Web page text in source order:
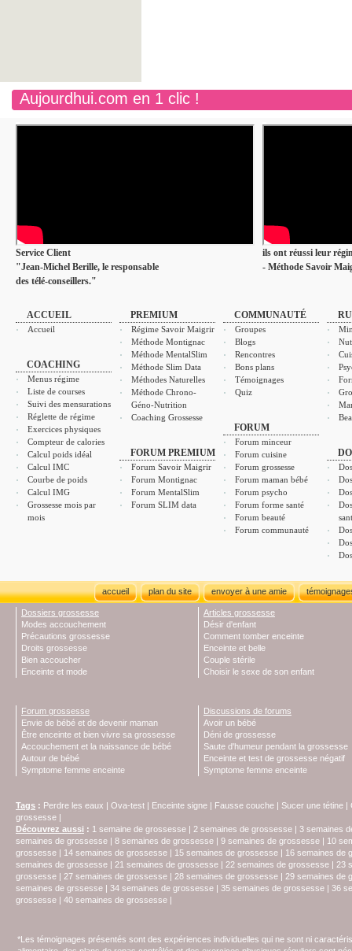
Aujourdhui.com en 1 clic !
Service Client
"Jean-Michel Berille, le responsable
des télé-conseillers."
ils ont réussi leur
- Méthode Savoir
ACCUEIL
Accueil
COACHING
Menus régime
Liste de courses
Suivi des mensurations
Réglette de régime
Exercices physiques
Compteur de calories
Calcul poids idéal
Calcul IMC
Courbe de poids
Calcul IMG
Grossesse mois par
mois
PREMIUM
Régime Savoir Maigrir
Méthode Montignac
Méthode MentalSlim
Méthode Slim Data
Méthodes Naturelles
Méthode Chrono-
Géno-Nutrition
Coaching Grossesse
FORUM PREMIUM
Forum Savoir Maigrir
Forum Montignac
Forum MentalSlim
Forum SLIM data
COMMUNAUTÉ
Groupes
Blogs
Rencontres
Bons plans
Témoignages
Quiz
FORUM
Forum minceur
Forum cuisine
Forum grossesse
Forum maman bébé
Forum psycho
Forum forme santé
Forum beauté
Forum communauté
accueil plan du site envoyer à une amie
Dossiers grossesse
Modes accouchement
Précautions grossesse
Droits grossesse
Bien accoucher
Enceinte et mode
Articles grossesse
Désir d'enfant
Comment tomber enceinte
Enceinte et belle
Couple stérile
Choisir le sexe de son enfant
Forum grossesse
Envie de bébé et de devenir maman
Être enceinte et bien vivre sa grossesse
Accouchement et la naissance de bébé
Autour de bébé
Symptome femme enceinte
Discussions de forums
Avoir un bébé
Déni de grossesse
Saute d'humeur pendant la grossesse
Enceinte et test de grossesse négatif
Symptome femme enceinte
Tags : Perdre les eaux | Ova-test | Enceinte signe | Fausse couche | Sucer une tétine |
grossesse |
Découvrez aussi : 1 semaine de grossesse | 2 semaines de grossesse | 3 semaines
semaines de grossesse | 8 semaines de grossesse | 9 semaines de grossesse | 10
grossesse | 14 semaines de grossesse | 15 semaines de grossesse | 16 semaines de
semaines de grossesse | 21 semaines de grossesse | 22 semaines de grossesse | 23
grossesse | 27 semaines de grossesse | 28 semaines de grossesse | 29 semaines de
semaines de grssesse | 34 semaines de grossesse | 35 semaines de grossesse | 36
grossesse | 40 semaines de grossesse |
*Les témoignages présentés sont des expériences individuelles qui ne sont ni